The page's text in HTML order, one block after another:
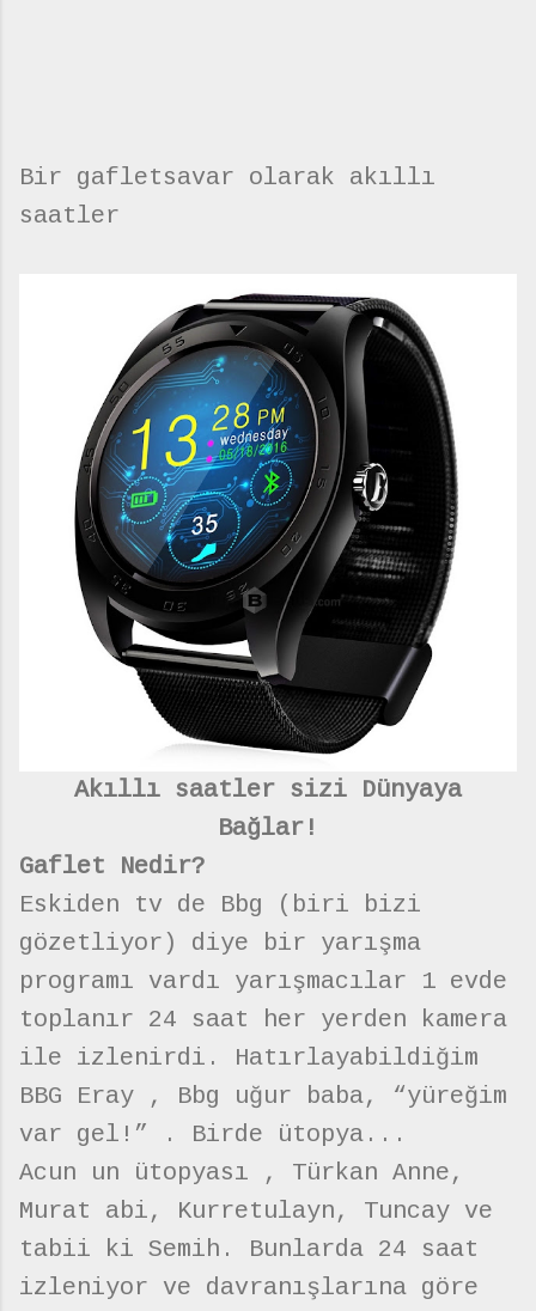
Bir gafletsavar olarak akıllı
saatler
Akıllı saatler sizi Dünyaya
Bağlar!
Gaflet Nedir?
Eskiden tv de Bbg (biri bizi
gözetliyor) diye bir yarışma
programı vardı yarışmacılar 1 evde
toplanır 24 saat her yerden kamera
ile izlenirdi. Hatırlayabildiğim
BBG Eray , Bbg uğur baba, “yüreğim
var gel!” . Birde ütopya...
Acun un ütopyası , Türkan Anne,
Murat abi, Kurretulayn, Tuncay ve
tabii ki Semih. Bunlarda 24 saat
izleniyor ve davranışlarına göre